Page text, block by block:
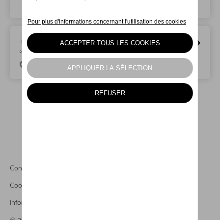
Autogroupe-BASTOGNE
Volkswagen Utilitaires
Rue De Neufchâteau 232, 6600 Bastogne
Conditions légales
Cookies
Informations CO2